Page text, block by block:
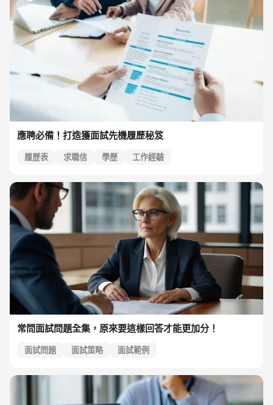
應聘必備！打造獲面試先機履歷秘笈
履歷表 求職信 學歷 工作經驗
常問面試問題全集，原來要這樣回答才能更加分！
面試問題 面試策略 面試範例